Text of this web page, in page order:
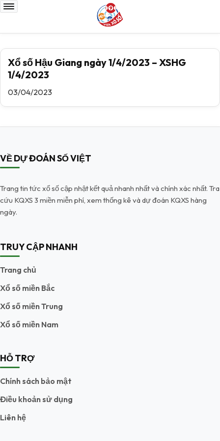
Xổ số Hậu Giang ngày 1/4/2023 – XSHG
1/4/2023
03/04/2023
VỀ DỰ ĐOÁN SỐ VIỆT
Trang tin tức xổ số cập nhật kết quả nhanh nhất và chính xác nhất. Tra
cứu KQXS 3 miền miễn phí, xem thống kê và dự đoán KQXS hàng
ngày.
TRUY CẬP NHANH
Trang chủ
Xổ số miền Bắc
Xổ số miền Trung
Xổ số miền Nam
HỖ TRỢ
Chính sách bảo mật
Điều khoản sử dụng
Liên hệ